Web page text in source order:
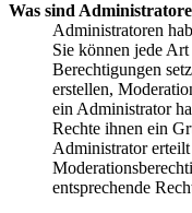
Was sind
Administratoren
Sie können jede
Berechtigungen
erstellen,
ein Administrator
Rechte ihnen ein
Administrator
entsprechende